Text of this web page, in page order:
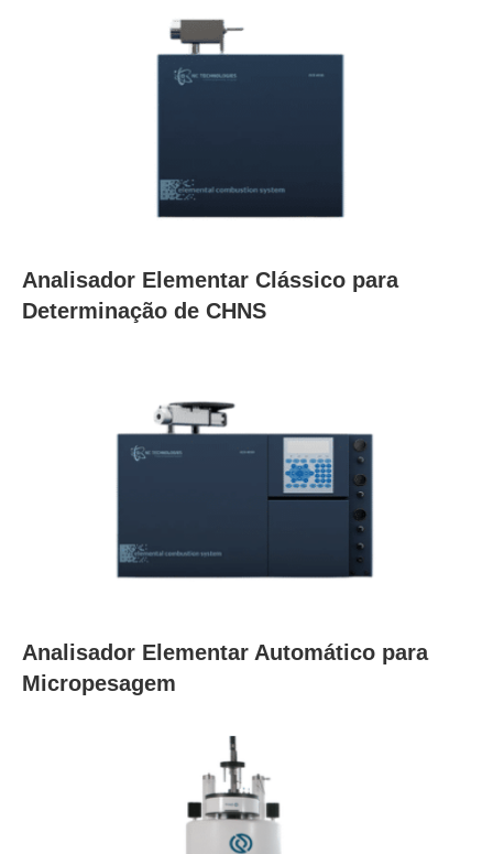
Analisador Elementar Clássico para
Determinação de CHNS
Analisador Elementar Automático para
Micropesagem